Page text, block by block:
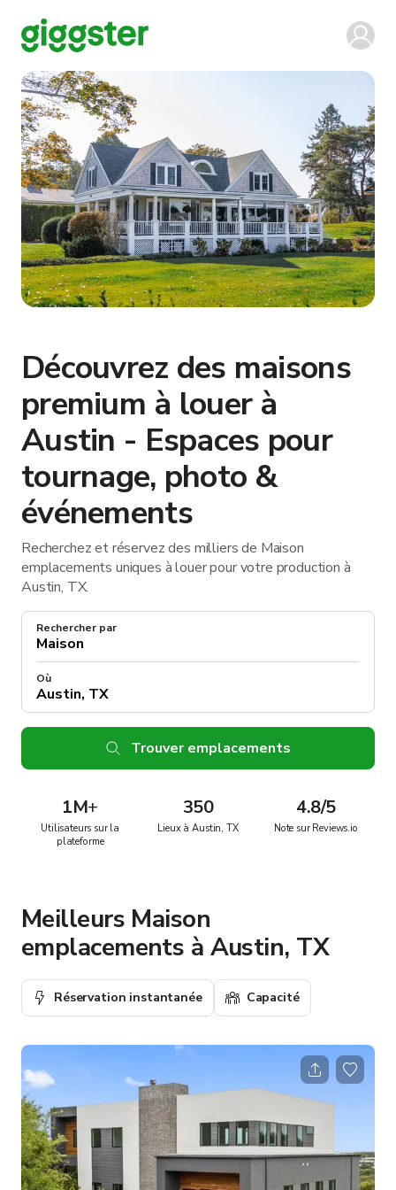
Découvrez des maisons
premium à louer à
Austin - Espaces pour
tournage, photo &
événements
Recherchez et réservez des milliers de Maison
emplacements uniques à louer pour votre production à
Austin, TX.
Rechercher par
Où
Trouver emplacements
1M+
Utilisateurs sur la
plateforme
350
Lieux à Austin, TX
4.8/5
Note sur Reviews.io
Meilleurs Maison
emplacements à Austin, TX
Réservation instantanée Capacité